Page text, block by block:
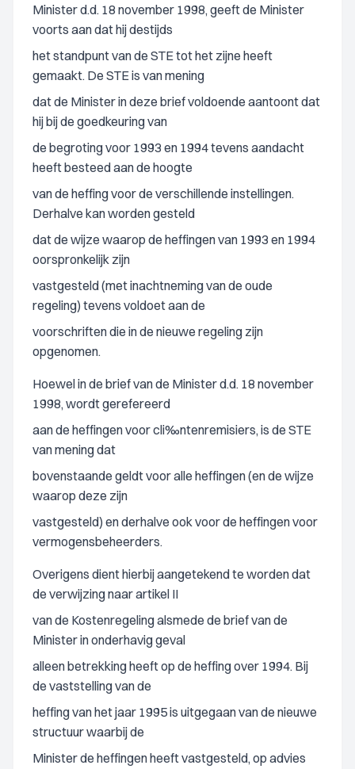
Minister d.d. 18 november 1998, geeft de Minister
voorts aan dat hij destijds
het standpunt van de STE tot het zijne heeft
gemaakt. De STE is van mening
dat de Minister in deze brief voldoende aantoont dat
hij bij de goedkeuring van
de begroting voor 1993 en 1994 tevens aandacht
heeft besteed aan de hoogte
van de heffing voor de verschillende instellingen.
Derhalve kan worden gesteld
dat de wijze waarop de heffingen van 1993 en 1994
oorspronkelijk zijn
vastgesteld (met inachtneming van de oude
regeling) tevens voldoet aan de
voorschriften die in de nieuwe regeling zijn
opgenomen.
Hoewel in de brief van de Minister d.d. 18 november
1998, wordt gerefereerd
aan de heffingen voor cli‰ntenremisiers, is de STE
van mening dat
bovenstaande geldt voor alle heffingen (en de wijze
waarop deze zijn
vastgesteld) en derhalve ook voor de heffingen voor
vermogensbeheerders.
Overigens dient hierbij aangetekend te worden dat
de verwijzing naar artikel II
van de Kostenregeling alsmede de brief van de
Minister in onderhavig geval
alleen betrekking heeft op de heffing over 1994. Bij
de vaststelling van de
heffing van het jaar 1995 is uitgegaan van de nieuwe
structuur waarbij de
Minister de heffingen heeft vastgesteld, op advies